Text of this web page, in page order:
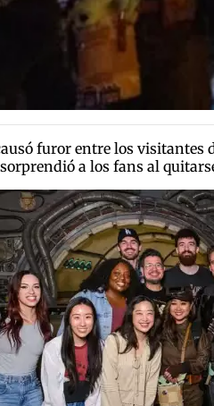
furor entre los visitantes
a los fans al